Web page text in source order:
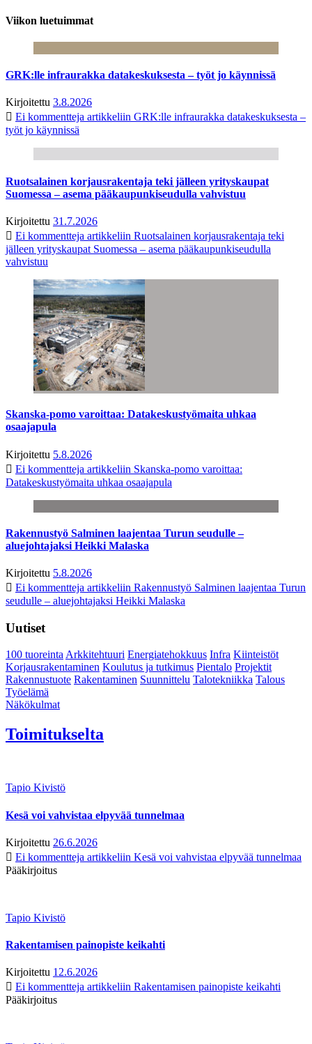
Viikon luetuimmat
GRK:lle infraurakka datakeskuksesta – työt jo käynnissä
Kirjoitettu 3.8.2026
Ei kommentteja artikkeliin GRK:lle infraurakka datakeskuksesta –
työt jo käynnissä
Ruotsalainen korjausrakentaja teki jälleen yrityskaupat
Suomessa – asema pääkaupunkiseudulla vahvistuu
Kirjoitettu 31.7.2026
Ei kommentteja artikkeliin Ruotsalainen korjausrakentaja teki
jälleen yrityskaupat Suomessa – asema pääkaupunkiseudulla
vahvistuu
Skanska-pomo varoittaa: Datakeskustyömaita uhkaa
osaajapula
Kirjoitettu 5.8.2026
Ei kommentteja artikkeliin Skanska-pomo varoittaa:
Datakeskustyömaita uhkaa osaajapula
Rakennustyö Salminen laajentaa Turun seudulle –
aluejohtajaksi Heikki Malaska
Kirjoitettu 5.8.2026
Ei kommentteja artikkeliin Rakennustyö Salminen laajentaa Turun
seudulle – aluejohtajaksi Heikki Malaska
Uutiset
100 tuoreintaArkkitehtuuri Energiatehokkuus Infra Kiinteistöt
Korjausrakentaminen Koulutus ja tutkimus Pientalo Projektit
Rakennustuote Rakentaminen Suunnittelu Talotekniikka Talous
Työelämä
Näkökulmat
Toimitukselta
Tapio Kivistö
Kesä voi vahvistaa elpyvää tunnelmaa
Kirjoitettu 26.6.2026
Ei kommentteja artikkeliin Kesä voi vahvistaa elpyvää tunnelmaa
Pääkirjoitus
Tapio Kivistö
Rakentamisen painopiste keikahti
Kirjoitettu 12.6.2026
Ei kommentteja artikkeliin Rakentamisen painopiste keikahti
Pääkirjoitus